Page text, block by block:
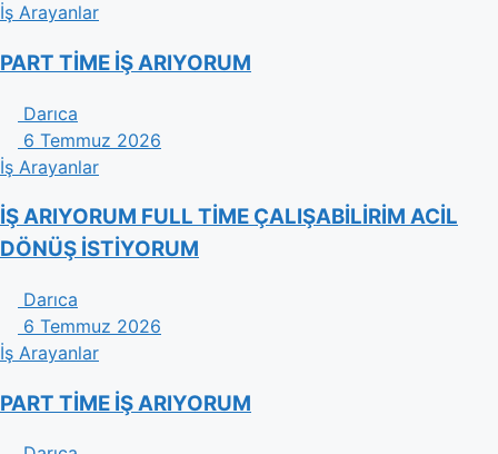
İş Arayanlar
PART TİME İŞ ARIYORUM
Darıca
6 Temmuz 2026
İş Arayanlar
İŞ ARIYORUM FULL TİME ÇALIŞABİLİRİM ACİL
DÖNÜŞ İSTİYORUM
Darıca
6 Temmuz 2026
İş Arayanlar
PART TİME İŞ ARIYORUM